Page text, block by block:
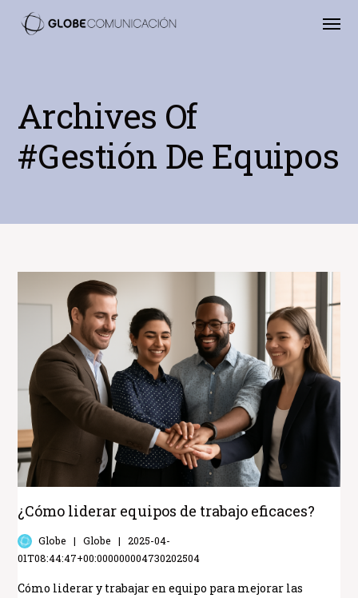
Archives Of
#gestión De Equipos
¿Cómo liderar equipos de trabajo eficaces?
Globe Globe
2025-04-
01T08:44:47+00:000000004730202504
Cómo liderar y trabajar en equipo para mejorar las